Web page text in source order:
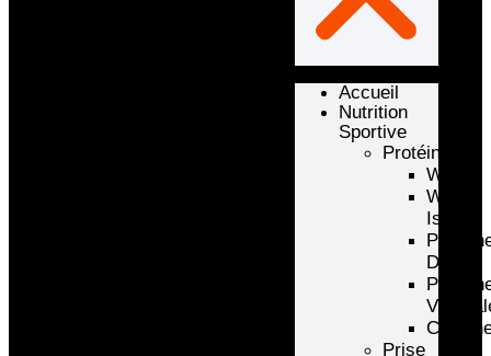
Accueil
Nutrition
Sportive
Protéines
Whey
Whey
Isolate
D’oeuf
Prise